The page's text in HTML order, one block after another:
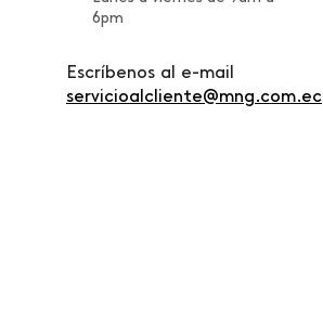
6pm
Escríbenos al e-mail
servicioalcliente@mng.com.ec